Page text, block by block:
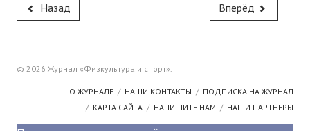
Назад Вперёд
© 2026 Журнал «Физкультура и спорт».
О ЖУРНАЛЕ НАШИ КОНТАКТЫ
ПОДПИСКА НА ЖУРНАЛ
КАРТА САЙТА
НАПИШИТЕ НАМ НАШИ ПАРТНЕРЫ